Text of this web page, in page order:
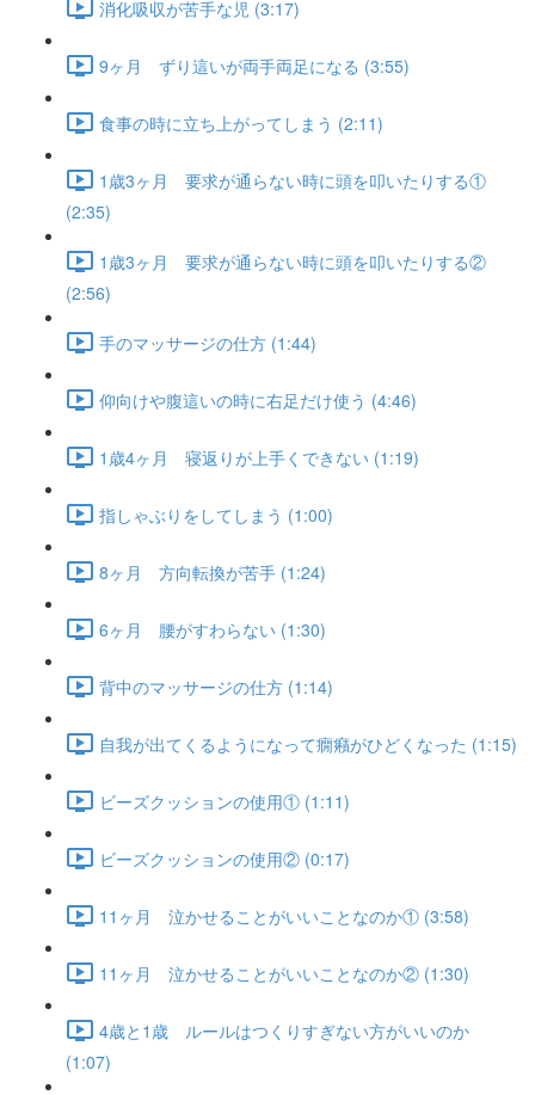
消化吸収が苦手な児 (3:17)
9ヶ月 ずり這いが両手両足になる (3:55)
食事の時に立ち上がってしまう (2:11)
1歳3ヶ月 要求が通らない時に頭を叩いたりする①
(2:35)
1歳3ヶ月 要求が通らない時に頭を叩いたりする②
(2:56)
手のマッサージの仕方 (1:44)
仰向けや腹這いの時に右足だけ使う (4:46)
1歳4ヶ月 寝返りが上手くできない (1:19)
指しゃぶりをしてしまう (1:00)
8ヶ月 方向転換が苦手 (1:24)
6ヶ月 腰がすわらない (1:30)
背中のマッサージの仕方 (1:14)
自我が出てくるようになって癇癪がひどくなった (1:15)
ビーズクッションの使用① (1:11)
ビーズクッションの使用② (0:17)
11ヶ月 泣かせることがいいことなのか① (3:58)
11ヶ月 泣かせることがいいことなのか② (1:30)
4歳と1歳 ルールはつくりすぎない方がいいのか
(1:07)